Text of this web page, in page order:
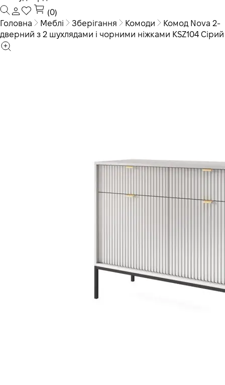
(0)
Головна
Меблі Зберігання Комоди
Комод Nova 2-
дверний з 2 шухлядами і чорними ніжками KSZ104 Сірий